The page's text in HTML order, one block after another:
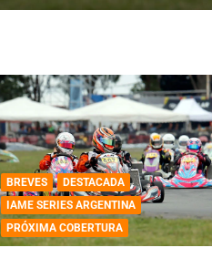
BREVES
DESTACADA
IAME SERIES ARGENTINA
PRÓXIMA COBERTURA